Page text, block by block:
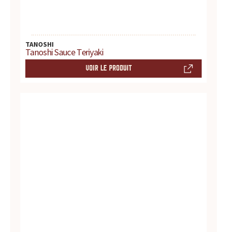
t
o
i
TANOSHI
Tanoshi Sauce Teriyaki
VOIR LE PRODUIT